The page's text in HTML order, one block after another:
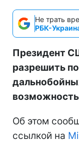
Не трать
РБК-
Президент
разрешить
Об этом
ссылкой на